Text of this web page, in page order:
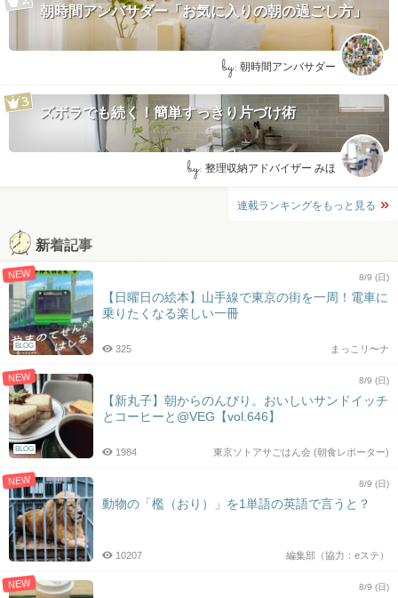
朝時間アンバサダー「お気に入りの朝の過ごし方」
by: 朝時間アンバサダー
ズボラでも続く！簡単すっきり片づけ術
by: 整理収納アドバイザー みほ
連載ランキングをもっと見る
新着記事
NEW
BLOG
8/9 (日)
【日曜日の絵本】山手線で東京の街を一周！電車に
乗りたくなる楽しい一冊
まっこリ〜ナ
325
NEW
BLOG
8/9 (日)
【新丸子】朝からのんびり。おいしいサンドイッチ
とコーヒーと@VEG【vol.646】
東京ソトアサごはん会 (朝食レポーター)
1984
NEW 8/9 (日)
動物の「檻（おり）」を1単語の英語で言うと？
編集部（協力：eステ）
10207
NEW 8/9 (日)